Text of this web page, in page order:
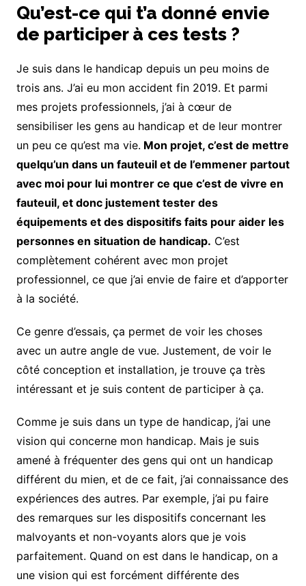
Qu’est-ce qui t’a donné envie
de participer à ces tests ?
Je suis dans le handicap depuis un peu moins de
trois ans. J’ai eu mon accident fin 2019. Et parmi
mes projets professionnels, j’ai à cœur de
sensibiliser les gens au handicap et de leur montrer
un peu ce qu’est ma vie. Mon projet, c’est de mettre
quelqu’un dans un fauteuil et de l’emmener partout
avec moi pour lui montrer ce que c’est de vivre en
fauteuil, et donc justement tester des
équipements et des dispositifs faits pour aider les
personnes en situation de handicap. C’est
complètement cohérent avec mon projet
professionnel, ce que j’ai envie de faire et d’apporter
à la société.
Ce genre d’essais, ça permet de voir les choses
avec un autre angle de vue. Justement, de voir le
côté conception et installation, je trouve ça très
intéressant et je suis content de participer à ça.
Comme je suis dans un type de handicap, j’ai une
vision qui concerne mon handicap. Mais je suis
amené à fréquenter des gens qui ont un handicap
différent du mien, et de ce fait, j’ai connaissance des
expériences des autres. Par exemple, j’ai pu faire
des remarques sur les dispositifs concernant les
malvoyants et non-voyants alors que je vois
parfaitement. Quand on est dans le handicap, on a
une vision qui est forcément différente des